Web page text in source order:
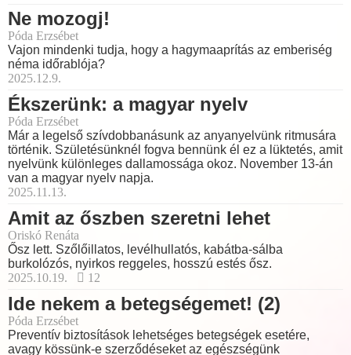
Ne mozogj!
Póda Erzsébet
Vajon mindenki tudja, hogy a hagymaaprítás az emberiség
néma időrablója?
2025.12.9.
Ékszerünk: a magyar nyelv
Póda Erzsébet
Már a legelső szívdobbanásunk az anyanyelvünk ritmusára
történik. Születésünknél fogva bennünk él ez a lüktetés, amit
nyelvünk különleges dallamossága okoz. November 13-án
van a magyar nyelv napja.
2025.11.13.
Amit az őszben szeretni lehet
Oriskó Renáta
Ősz lett. Szőlőillatos, levélhullatós, kabátba-sálba
burkolózós, nyirkos reggeles, hosszú estés ősz.
2025.10.19.
12
Ide nekem a betegségemet! (2)
Póda Erzsébet
Preventív biztosítások lehetséges betegségek esetére,
avagy kössünk-e szerződéseket az egészségünk